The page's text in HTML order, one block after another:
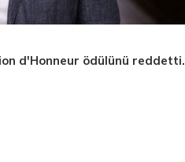
d'Honneur ödülünü reddetti.